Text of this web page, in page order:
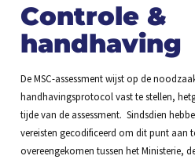
Controle &
handhaving
De MSC-assessment wijst op de
handhavingsprotocol vast te stellen,
tijde van de assessment. Sindsdien
vereisten gecodificeerd om dit punt aan
overeengekomen tussen het Ministerie,